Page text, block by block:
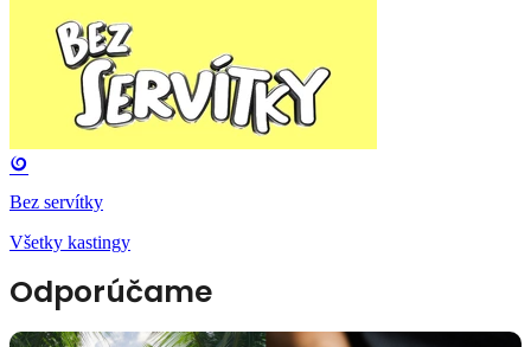
Bez servítky
Všetky kastingy
Odporúčame